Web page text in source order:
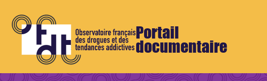
Portail
documentaire